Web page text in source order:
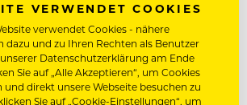
VERWENDET COOKIES
verwendet Cookies - nähere
dazu und zu Ihren Rechten als Benutzer
Datenschutzerklärung am Ende
Sie auf „Alle Akzeptieren“, um Cookies
und direkt unsere Webseite besuchen zu
Sie auf „Cookie-Einstellungen“, um